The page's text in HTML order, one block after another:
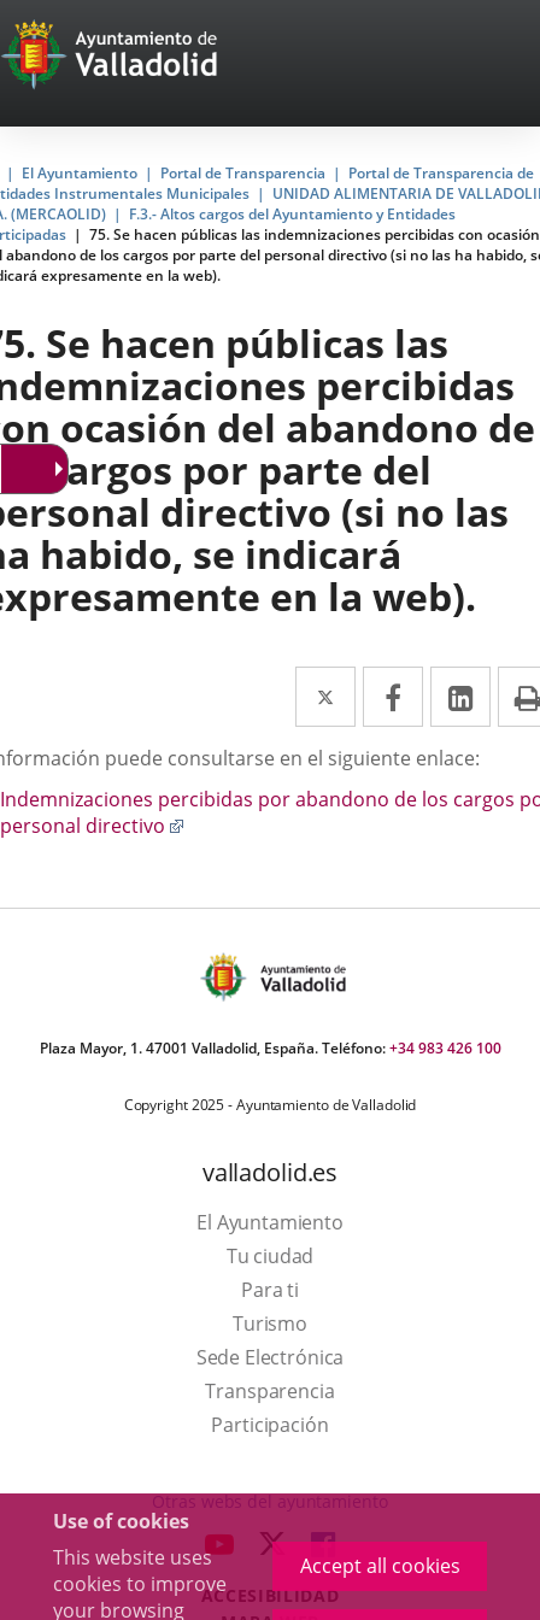
Use of cookies
This website uses
cookies to improve
your browsing
Accept all cookies
Portal
Web
del
Ayuntamiento
de
Valladolid
El Ayuntamiento Portal de Transparencia
Portal de Transparencia de
Instrumentales Municipales
UNIDAD ALIMENTARIA DE
(MERCAOLID)
F.3.- Altos cargos del Ayuntamiento y Entidades
75. Se hacen públicas las indemnizaciones percibidas con ocasión
abandono de los cargos por parte del personal directivo (si no las ha habido,
expresamente en la web).
Se hacen públicas las
percibidas
ocasión del abandono de
cargos por parte del
directivo (si no las
habido, se indicará
en la web).
Twitter
Enlace
a
una
aplicación
Facebook
Enlace
a
una
aplicación
a
una
puede consultarse en el siguiente enlace:
Indemnizaciones percibidas por abandono de los cargos
personal directivo
aplicación
Plaza Mayor, 1. 47001 Valladolid, España. Teléfono:+34 983 426 100
Copyright 2025 - Ayuntamiento de Valladolid
valladolid.es
El Ayuntamiento
Tu ciudad
Para ti
TurismoThis
link
will
open
a
up
window.
Sede Electrónica
Transparencia
Participación
Otras webs del ayuntamiento
LINK
EXTERNAL
LINK
TO
EXTERNAL
LINK
TO
EXTERNAL
ACCESIBILIDAD